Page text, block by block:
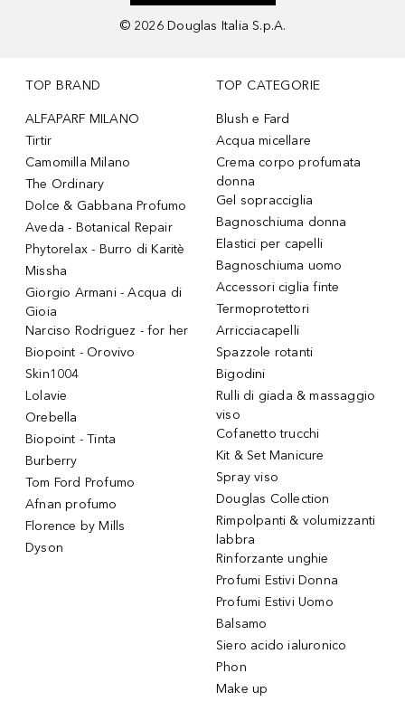
© 2026 Douglas Italia S.p.A.
TOP BRAND
ALFAPARF MILANO
Tirtir
Camomilla Milano
The Ordinary
Dolce & Gabbana Profumo
Aveda - Botanical Repair
Phytorelax - Burro di Karitè
Missha
Giorgio Armani - Acqua di
Gioia
Narciso Rodriguez - for her
Biopoint - Orovivo
Skin1004
Lolavie
Orebella
Biopoint - Tinta
Burberry
Tom Ford Profumo
Afnan profumo
Florence by Mills
Dyson
TOP CATEGORIE
Blush e Fard
Acqua micellare
Crema corpo profumata
donna
Gel sopracciglia
Bagnoschiuma donna
Elastici per capelli
Bagnoschiuma uomo
Accessori ciglia finte
Termoprotettori
Arricciacapelli
Spazzole rotanti
Bigodini
Rulli di giada & massaggio
viso
Cofanetto trucchi
Kit & Set Manicure
Spray viso
Douglas Collection
Rimpolpanti & volumizzanti
labbra
Rinforzante unghie
Profumi Estivi Donna
Profumi Estivi Uomo
Balsamo
Siero acido ialuronico
Phon
Make up